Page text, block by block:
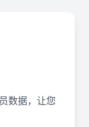
数据，让您